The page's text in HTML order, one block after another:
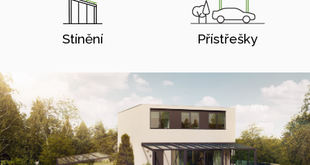
Stínění Přístřešky